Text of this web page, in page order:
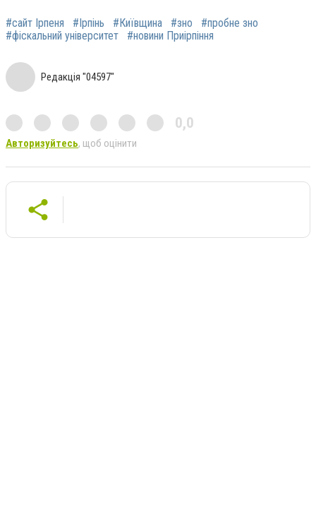
#сайт Ірпеня #Ірпінь #Київщина #зно
#пробне зно
#фіскальний університет
#новини Приірпіння
Редакція "04597"
0,0
Авторизуйтесь, щоб оцінити